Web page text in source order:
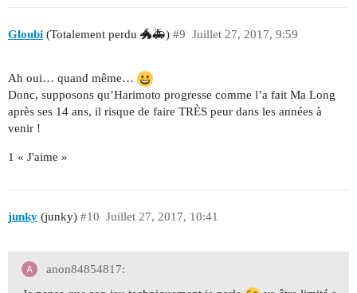
Gloubi (Totalement perdu 🐲🚑) Juillet 27, 2017, 9:59
#9
Ah oui… quand même…
Donc, supposons qu’Harimoto progresse comme l’a fait Ma Long
après ses 14 ans, il risque de faire TRÈS peur dans les années à
venir !
1 « J'aime »
junky (junky) Juillet 27, 2017, 10:41
#10
anon84854817: